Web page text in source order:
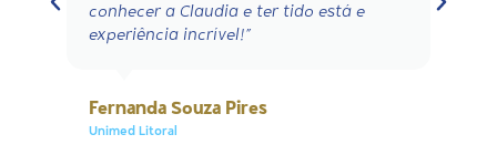
nossas tarefas como líder..'
Unimed Litoral